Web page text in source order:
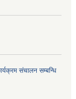
संचालन सम्बन्धि